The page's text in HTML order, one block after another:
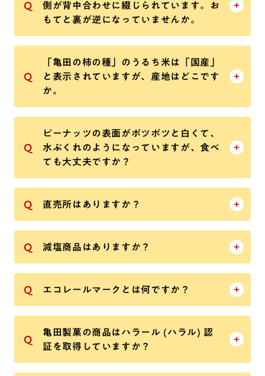
側が背中合わせに綴じられています。お
もてと裏が逆になっていませんか。
「亀田の柿の種」のうるち米は「国産」
と表示されていますが、産地はどこです
か。
ピーナッツの表面がポツポツと白くて、
水ぶくれのようになっていますが、食べ
ても大丈夫ですか？
直売所はありますか？
減塩商品はありますか？
エコレールマークとは何ですか？
亀田製菓の商品はハラール (ハラル) 認
証を取得していますか？